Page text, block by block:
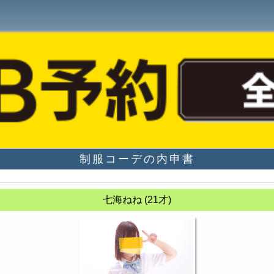
制服コーデの内申書
七海ねね (21才)